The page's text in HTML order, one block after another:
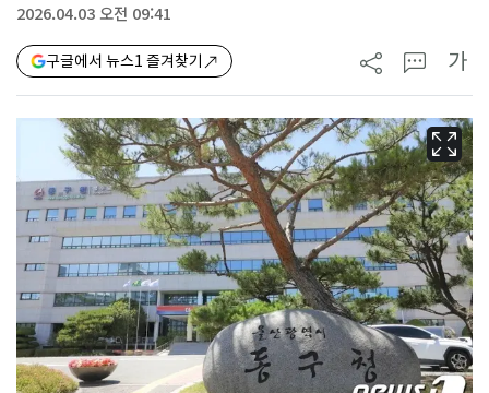
2026.04.03 오전 09:41
구글에서 뉴스1 즐겨찾기 가